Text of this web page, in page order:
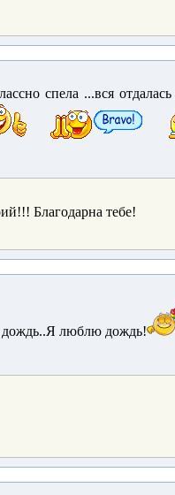
спела ...вся
Благодарна тебе!
дождь..Я люблю дождь!